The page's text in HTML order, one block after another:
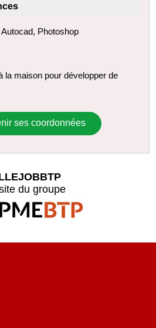
Photoshop
la maison pour développer de
ses coordonnées
du groupe